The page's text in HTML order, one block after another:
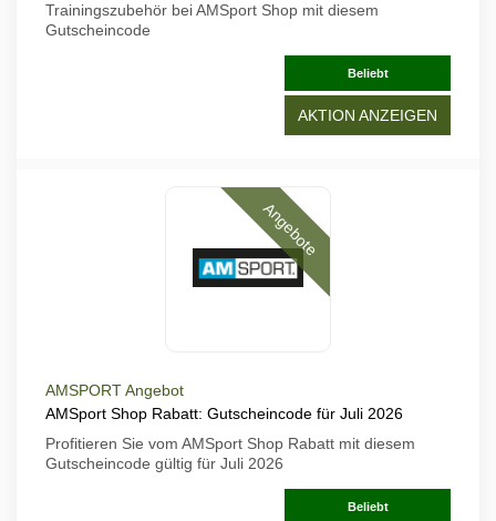
Trainingszubehör bei AMSport Shop mit diesem
Gutscheincode
Beliebt
AKTION ANZEIGEN
Angebote
AMSPORT Angebot
AMSport Shop Rabatt: Gutscheincode für Juli 2026
Profitieren Sie vom AMSport Shop Rabatt mit diesem
Gutscheincode gültig für Juli 2026
Beliebt